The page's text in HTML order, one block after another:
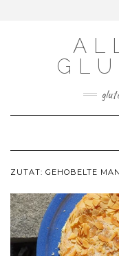
ZUTAT: GEHOBELTE